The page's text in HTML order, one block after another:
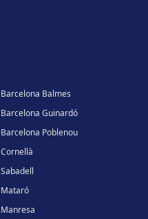
Barcelona Balmes
Barcelona Guinardó
Barcelona Poblenou
Cornellà
Sabadell
Mataró
Manresa